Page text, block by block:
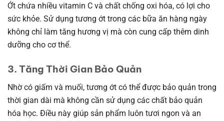
Ớt chứa nhiều vitamin C và chất chống oxi hóa, có lợi cho
sức khỏe. Sử dụng tương ớt trong các bữa ăn hàng ngày
không chỉ làm tăng hương vị mà còn cung cấp thêm dinh
dưỡng cho cơ thể.
3. Tăng Thời Gian Bảo Quản
Nhờ có giấm và muối, tương ớt có thể được bảo quản trong
thời gian dài mà không cần sử dụng các chất bảo quản
hóa học. Điều này giúp sản phẩm luôn tươi ngon và an